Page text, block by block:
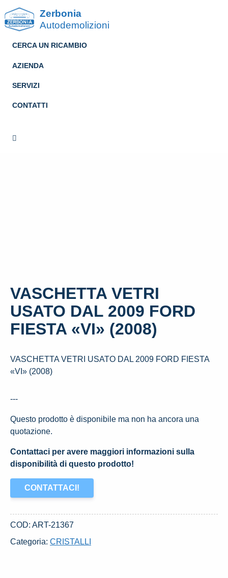
Zerbonia
Autodemolizioni
CERCA UN RICAMBIO
AZIENDA
SERVIZI
CONTATTI
VASCHETTA VETRI
USATO DAL 2009 FORD
FIESTA «VI» (2008)
VASCHETTA VETRI USATO DAL 2009 FORD FIESTA
«VI» (2008)
---
Questo prodotto è disponibile ma non ha ancora una
quotazione.
Contattaci per avere maggiori informazioni sulla
disponibilità di questo prodotto!
CONTATTACI!
COD: ART-21367
Categoria: CRISTALLI